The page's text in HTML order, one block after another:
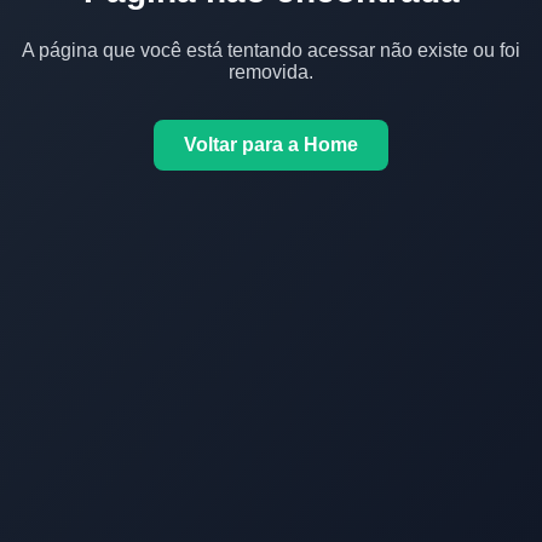
A página que você está tentando acessar não existe ou foi
removida.
Voltar para a Home